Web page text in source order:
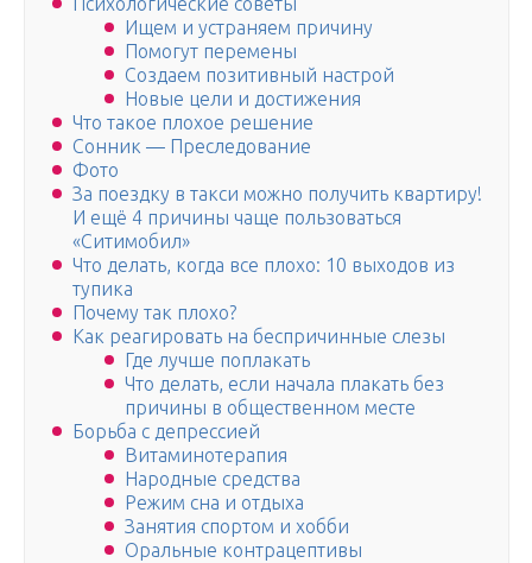
Ищем и устраняем причину
Помогут перемены
Создаем позитивный настрой
Новые цели и достижения
Что такое плохое решение
Сонник — Преследование
Фото
За поездку в такси можно получить квартиру!
И ещё 4 причины чаще пользоваться
«Ситимобил»
Что делать, когда все плохо: 10 выходов из
тупика
Почему так плохо?
Как реагировать на беспричинные слезы
Где лучше поплакать
Что делать, если начала плакать без
причины в общественном месте
Борьба с депрессией
Витаминотерапия
Народные средства
Режим сна и отдыха
Занятия спортом и хобби
Оральные контрацептивы